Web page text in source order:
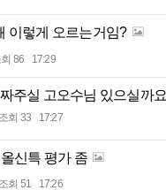
이렇게 오르는거임?
86 17:29
주실 고오수님 있으실까
조회 33 17:27
신특 평가 좀
조회 51 17:26